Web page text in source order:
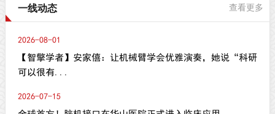
一线动态 查看更多
2026-08-01
【智擎学者】安家僖：让机械臂学会优雅演奏，她说“科研
可以很有...
2026-07-15